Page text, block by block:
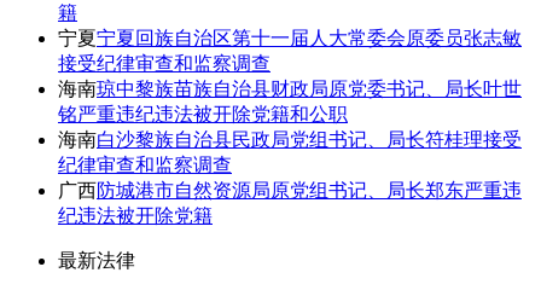
籍
宁夏宁夏回族自治区第十一届人大常委会原委员张志敏
接受纪律审查和监察调查
海南琼中黎族苗族自治县财政局原党委书记、局长叶世
铭严重违纪违法被开除党籍和公职
海南白沙黎族自治县民政局党组书记、局长符桂理接受
纪律审查和监察调查
广西防城港市自然资源局原党组书记、局长郑东严重违
纪违法被开除党籍
最新法律